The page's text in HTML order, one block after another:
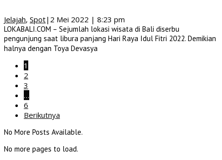
Jelajah, Spot| 2 Mei 2022 | 8:23 pm
LOKABALI.COM – Sejumlah lokasi wisata di Bali diserbu
pengunjung saat libura panjang Hari Raya Idul Fitri 2022. Demikian
halnya dengan Toya Devasya
1
2
3
…
6
Berikutnya
No More Posts Available.
No more pages to load.